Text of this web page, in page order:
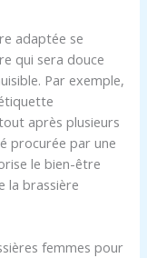
adaptée se
qui sera douce
Par exemple,
après plusieurs
procurée par une
le bien-être
la brassière
femmes pour